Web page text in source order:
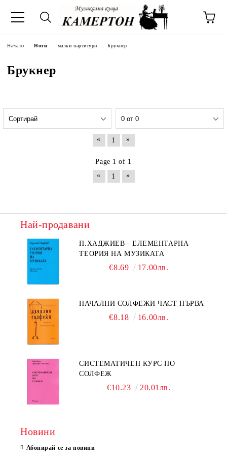
Начало Ноти малки партитури Брукнер
Брукнер
« 1 »
Page 1 of 1
«
1 »
Най-продавани
П.ХАДЖИЕВ - ЕЛЕМЕНТАРНА
ТЕОРИЯ НА МУЗИКАТА
€8.69 17.00лв.
НАЧАЛНИ СОЛФЕЖИ ЧАСТ ПЪРВА
€8.18 16.00лв.
СИСТЕМАТИЧЕН КУРС ПО
СОЛФЕЖ
€10.23 20.01лв.
Новини
Абонирай се за новини